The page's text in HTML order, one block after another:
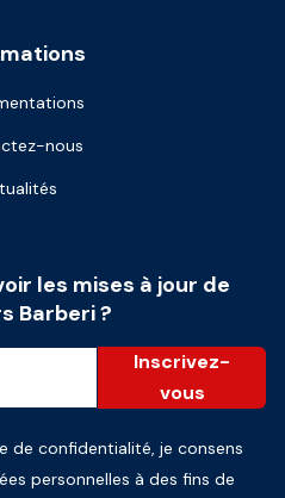
nous
les mises à jour de
Barberi ?
Inscrivez-
vous
de confidentialité, je consens
personnelles à des fins de